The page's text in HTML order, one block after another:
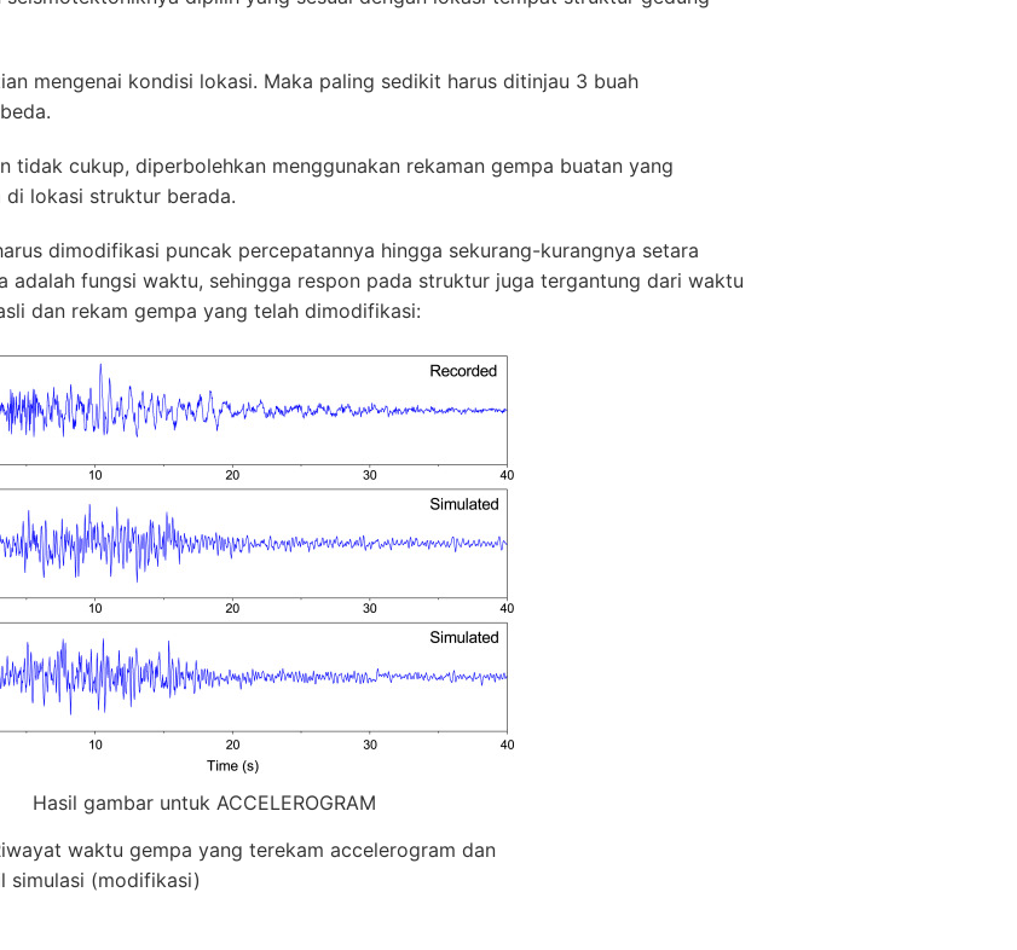
mengenai kondisi lokasi. Maka paling sedikit harus ditinjau 3 buah
tidak cukup, diperbolehkan menggunakan rekaman gempa buatan yang
di lokasi struktur berada.
dimodifikasi puncak percepatannya hingga sekurang-kurangnya setara
adalah fungsi waktu, sehingga respon pada struktur juga tergantung dari waktu
dan rekam gempa yang telah dimodifikasi:
Hasil gambar untuk ACCELEROGRAM
waktu gempa yang terekam accelerogram dan
simulasi (modifikasi)